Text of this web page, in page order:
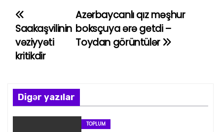
Y
a
z
n
a
Azərbaycanlı qız məşhur
boksçuya ərə getdi –
Toydan görüntülər
Saakaşvilinin
vəziyyəti
kritikdir
Digər yazılar
TOPLUM